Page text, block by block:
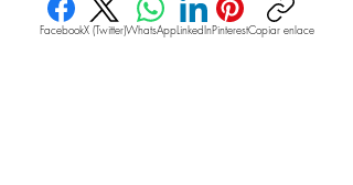
FacebookX (Twitter)WhatsAppLinkedInPinterestCopiar enlace